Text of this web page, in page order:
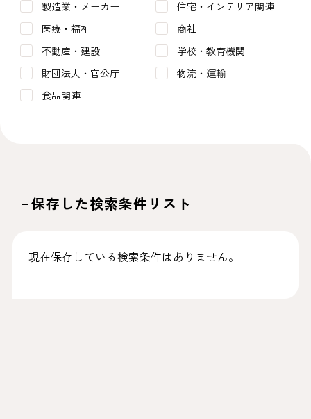
製造業・メーカー
住宅・インテリア関連
医療・福祉
商社
不動産・建設
学校・教育機関
財団法人・官公庁
物流・運輸
食品関連
保存した検索条件リスト
現在保存している検索条件はありません。